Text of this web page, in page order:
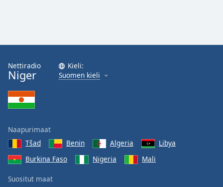
Nettiradio
Niger
Kieli:
Suomen kieli
Naapurimaat
Tšad
Benin Algeria
Libya
Burkina Faso
Nigeria Mali
Suositut maat